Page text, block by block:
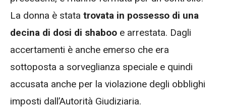
La donna è stata trovata in possesso di una
decina di dosi di shaboo e arrestata. Dagli
accertamenti è anche emerso che era
sottoposta a sorveglianza speciale e quindi
accusata anche per la violazione degli obblighi
imposti dall’Autorità Giudiziaria.